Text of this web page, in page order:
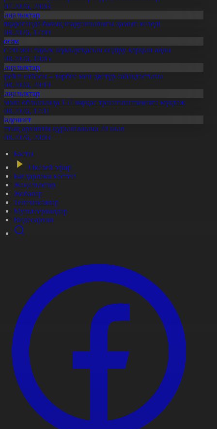
20:03
балық шаруашылығы дамып келеді
17:09
еті мен тауық жұмыртқасын өндіру қарқын алды
10:05
отбасы – тәрбие мен дәстүр сабақтастығы
20:19
облысында 157 науқас трансплантацияға мұқтаж
17:11
архивтің құрылғанына 20 жыл
20:03
Басты
Тікелей эфир
Бағдарлама кестесі
Жаңалықтар
Жобалар
Телехикаялар
Мультсериалдар
Видеоархив